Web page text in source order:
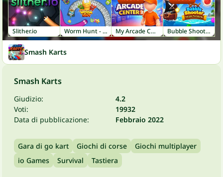
Slither.io Worm Hunt - Snake Game IO Zone My Arcade Center 2 Bubble Shooter: Pirate Treasures
Smash Karts
Smash Karts
Giudizio:
4.2
Voti:
19932
Data di pubblicazione:
Febbraio 2022
Gara di go kart Giochi di corse
Giochi multiplayer
io Games
Survival Tastiera